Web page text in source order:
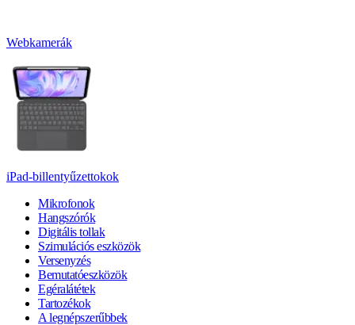
Webkamerák
iPad-billentyűzettokok
Mikrofonok
Hangszórók
Digitális tollak
Szimulációs eszközök
Versenyzés
Bemutatóeszközök
Egéralátétek
Tartozékok
A legnépszerűbbek